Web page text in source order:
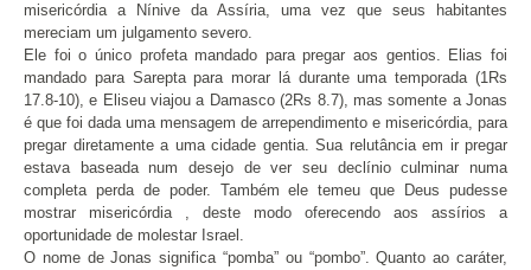
misericórdia a Nínive da Assíria, uma vez que seus habitantes
mereciam um julgamento severo.
Ele foi o único profeta mandado para pregar aos gentios. Elias foi
mandado para Sarepta para morar lá durante uma temporada (1Rs
17.8-10), e Eliseu viajou a Damasco (2Rs 8.7), mas somente a Jonas
é que foi dada uma mensagem de arrependimento e misericórdia, para
pregar diretamente a uma cidade gentia. Sua relutância em ir pregar
estava baseada num desejo de ver seu declínio culminar numa
completa perda de poder. Também ele temeu que Deus pudesse
mostrar misericórdia , deste modo oferecendo aos assírios a
oportunidade de molestar Israel.
O nome de Jonas significa “pomba” ou “pombo”. Quanto ao caráter,